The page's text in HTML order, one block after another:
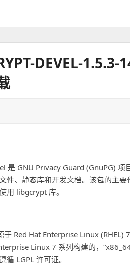
DEVEL-1.5.3-
是 GNU Privacy Guard (GnuPG)
件、静态库和开发文档。该包的主
用 libgcrypt 库。
于 Red Hat Enterprise Linux (RHEL)
Linux 7 系列构建的，
循 LGPL 许可证。